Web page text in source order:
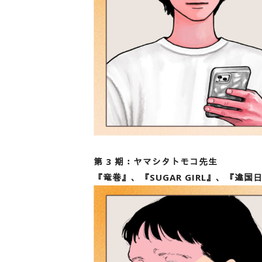
第 3 期：ヤマシタトモコ先生
『竜巻』、『SUGAR GIRL』、『違国